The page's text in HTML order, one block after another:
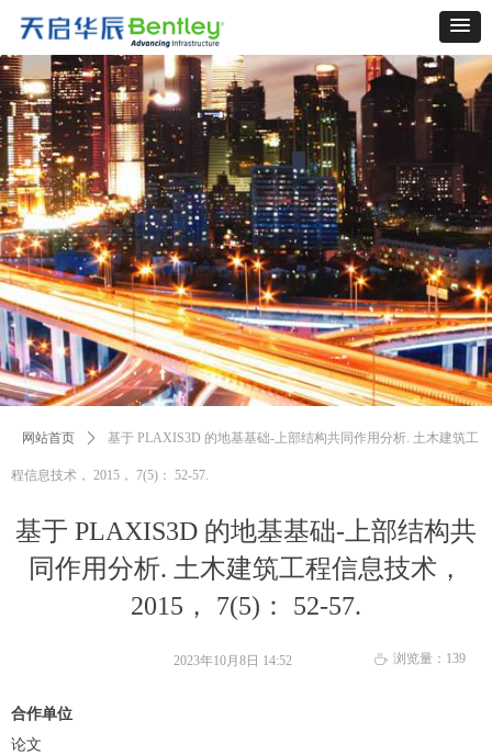
基于 PLAXIS3D 的地基基础-上部结构共
同作用分析. 土木建筑工程信息技术，
2015， 7(5)： 52-57.
网站首页 ꄲ 基于 PLAXIS3D 的地基基础-上部结构共同作用分析. 土木建筑工
程信息技术， 2015， 7(5)： 52-57.
合作单位
论文
2023年10月8日 14:52 ꄘ 浏览量： 139